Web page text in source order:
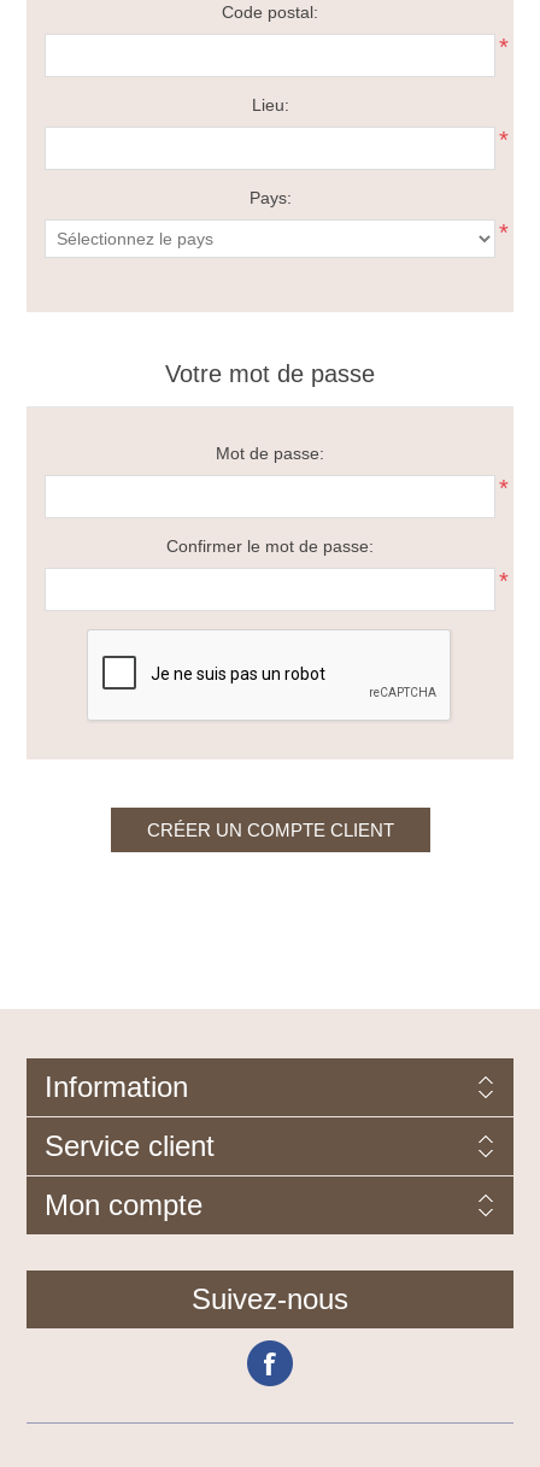
Code postal:
*
Lieu:
*
Pays:
*
Votre mot de passe
Mot de passe:
*
Confirmer le mot de passe:
*
Information
Service client
Mon compte
Suivez-nous